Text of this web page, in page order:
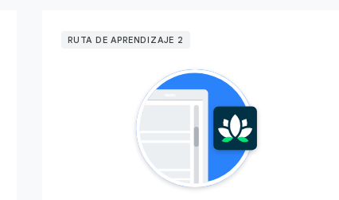
RUTA DE APRENDIZAJE 2